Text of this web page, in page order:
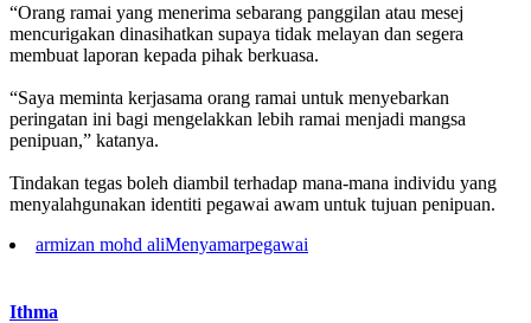
“Orang ramai yang menerima sebarang panggilan atau mesej
mencurigakan dinasihatkan supaya tidak melayan dan segera
membuat laporan kepada pihak berkuasa.
“Saya meminta kerjasama orang ramai untuk menyebarkan
peringatan ini bagi mengelakkan lebih ramai menjadi mangsa
penipuan,” katanya.
Tindakan tegas boleh diambil terhadap mana-mana individu yang
menyalahgunakan identiti pegawai awam untuk tujuan penipuan.
armizan mohd aliMenyamarpegawai
Ithma